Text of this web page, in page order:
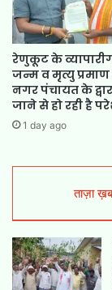
रेणुकूट के
जन्म व मृत्यु
नगर पंचायत के
जाने से हो रही है
1 day ago
ताज़ा